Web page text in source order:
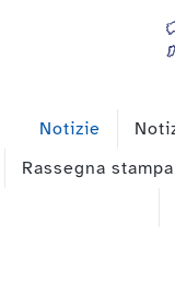
Skip to main
Notizie
Rassegna stampa